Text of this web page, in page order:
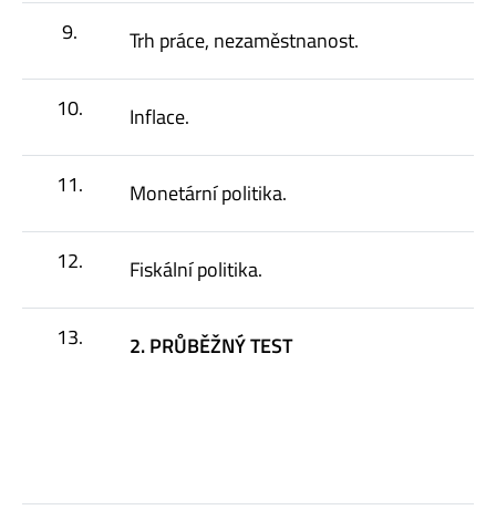
9. Trh práce, nezaměstnanost.
10. Inflace.
11. Monetární politika.
12. Fiskální politika.
13. 2. PRŮBĚŽNÝ TEST